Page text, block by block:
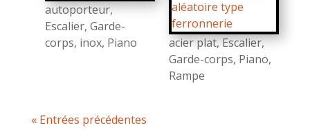
autoporteur,
Escalier, Garde-
corps, inox, Piano acier plat,Escalier,
Garde-corps, Piano,
Rampe
« Entrées précédentes